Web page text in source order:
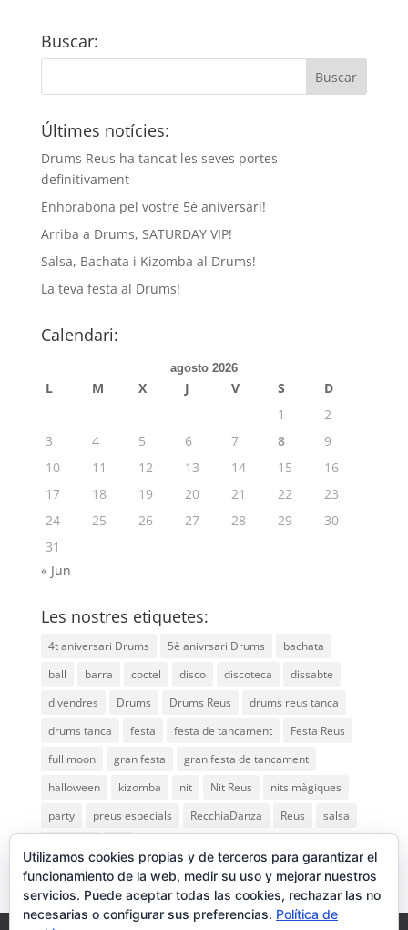
Buscar:
Últimes notícies:
Drums Reus ha tancat les seves portes
definitivament
Enhorabona pel vostre 5è aniversari!
Arriba a Drums, SATURDAY VIP!
Salsa, Bachata i Kizomba al Drums!
La teva festa al Drums!
Calendari:
agosto 2026
L M X J V S
D
1
2
3
4 5 6 7 8
9
10
11 12 13 14 15
16
17
18 19 20 21 22
23
24
25 26 27 28 29
30
31
« Jun
Les nostres etiquetes:
4t aniversari Drums 5è anivrsari Drums
bachata
ball
barra coctel disco discoteca
dissabte
divendres
Drums Drums Reus
drums reus tanca
drums tanca
festa festa de tancament
Festa Reus
full moon
gran festa
gran festa de tancament
halloween
kizomba nit Nit Reus
nits màgiques
party
preus especials RecchiaDanza Reus
salsa
Utilizamos cookies propias y de terceros para garantizar el
funcionamiento de la web, medir su uso y mejorar nuestros
servicios. Puede aceptar todas las cookies, rechazar las no
necesarias o configurar sus preferencias. Política de